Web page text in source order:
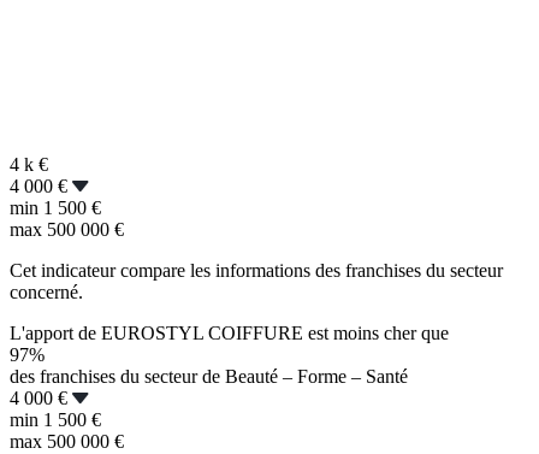
4 k €
4 000 €
min 1 500 €
max 500 000 €
Cet indicateur compare les informations des franchises du secteur
concerné.
L'apport de EUROSTYL COIFFURE est moins cher que
97%
des franchises du secteur de Beauté – Forme – Santé
4 000 €
min 1 500 €
max 500 000 €